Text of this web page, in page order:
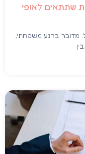
שתתאים לאופי
מדובר ברגע משפחתי,